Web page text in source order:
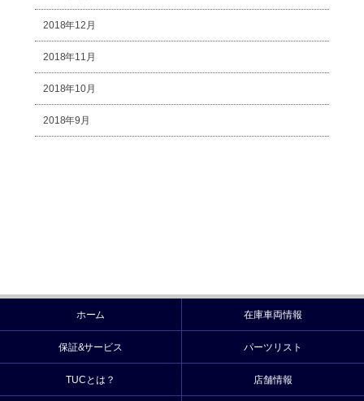
2018年12月
2018年11月
2018年10月
2018年9月
ホーム 在庫車両情報
保証&サービス パーツリスト
TUCとは？ 店舗情報